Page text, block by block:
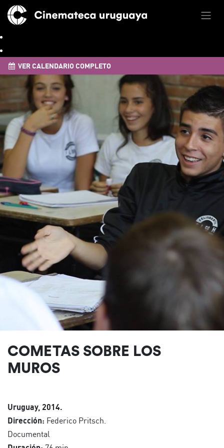
VER CALENDARIO COMPLETO
COMETAS SOBRE LOS
MUROS
Uruguay, 2014.
Dirección: Federico Pritsch.
Documental